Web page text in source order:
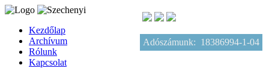
Adószámunk: 18386994-1-04
Kezdőlap
Archívum
Rólunk
Kapcsolat